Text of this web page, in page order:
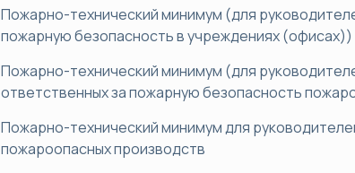
Пожарно-технический минимум (для
пожарную безопасность в учреждениях (офисах))
Пожарно-технический минимум (для
ответственных за пожарную безопасность
Пожарно-технический минимум для
пожароопасных производств